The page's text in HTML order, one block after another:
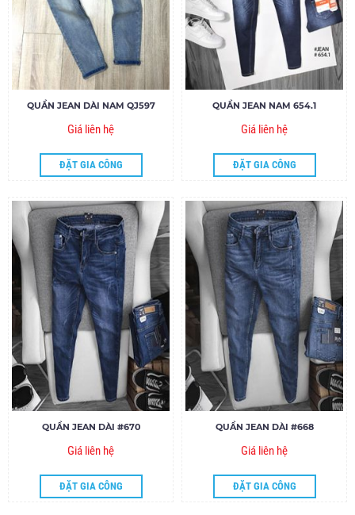
QUẦN JEAN DÀI NAM QJ597
Giá liên hệ
ĐẶT GIA CÔNG
QUẦN JEAN NAM 654.1
Giá liên hệ
ĐẶT GIA CÔNG
QUẦN JEAN DÀI #670
Giá liên hệ
ĐẶT GIA CÔNG
QUẦN JEAN DÀI #668
Giá liên hệ
ĐẶT GIA CÔNG